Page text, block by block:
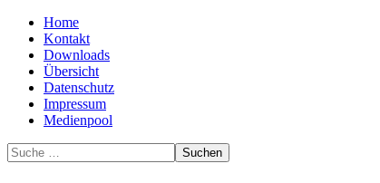
Home
Kontakt
Downloads
Übersicht
Datenschutz
Impressum
Medienpool
Suchen